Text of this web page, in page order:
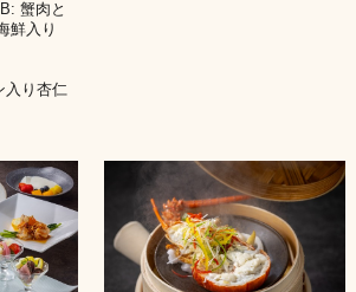
蟹肉と
鮮入り
入り杏仁